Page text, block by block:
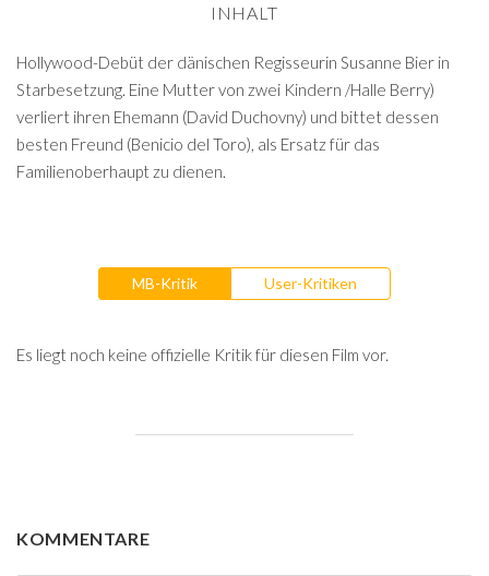
INHALT
Hollywood-Debüt der dänischen Regisseurin Susanne Bier in
Starbesetzung. Eine Mutter von zwei Kindern /Halle Berry)
verliert ihren Ehemann (David Duchovny) und bittet dessen
besten Freund (Benicio del Toro), als Ersatz für das
Familienoberhaupt zu dienen.
MB-Kritik User-Kritiken
Es liegt noch keine offizielle Kritik für diesen Film vor.
KOMMENTARE